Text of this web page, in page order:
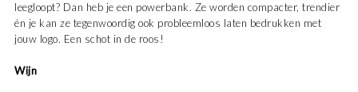
leegloopt? Dan heb je een powerbank. Ze worden compacter, trendier
én je kan ze tegenwoordig ook probleemloos laten bedrukken met
jouw logo. Een schot in de roos!
Wijn